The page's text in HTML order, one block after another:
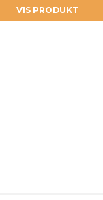
VIS PRODUKT